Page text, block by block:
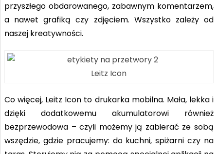
przyszłego obdarowanego, zabawnym komentarzem,
a nawet grafiką czy zdjęciem. Wszystko zależy od
naszej kreatywności.
Leitz Icon
Co więcej, Leitz Icon to drukarka mobilna. Mała, lekka i
dzięki dodatkowemu akumulatorowi również
bezprzewodowa – czyli możemy ją zabierać ze sobą
wszędzie, gdzie pracujemy: do kuchni, spiżarni czy na